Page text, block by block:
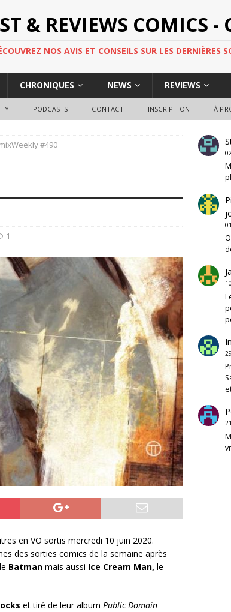
& REVIEWS COMICS -
NOS AVIS ET CONSEILS SUR LES DERNIÈRES
CHRONIQUES NEWS REVIEWS
PODCASTS CONTACT INSCRIPTION À
#490
1
en VO sortis mercredi 10 juin 2020.
des sorties comics de la semaine après
Batman mais aussi Ice Cream Man, le
et tiré de leur album Public Domain